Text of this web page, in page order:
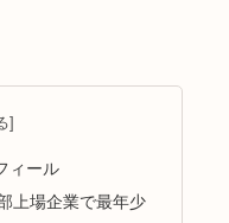
ィール
上場企業で最年少